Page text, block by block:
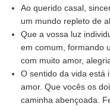
Ao querido casal,
um mundo repleto de
Que a vossa luz
em comum, formando
com muito amor,
O sentido da vida está
amor. Que vocês os
caminha abençoada.